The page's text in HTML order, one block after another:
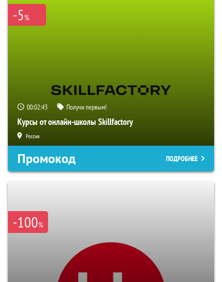
-5%
00:02:42 Получи первым!
Курсы от онлайн-школы Skillfactory
Россия
Промокод ПОДРОБНЕЕ
-100%